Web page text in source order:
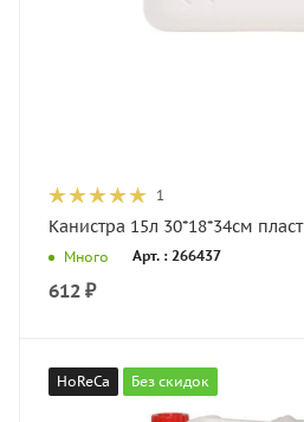
1
Канистра 15л 30*18*34см
Много Арт. : 266437
612 ₽
HoReCa Без скидок